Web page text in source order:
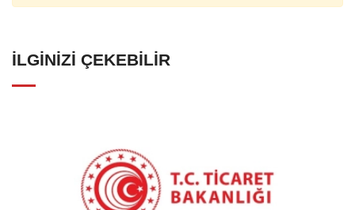
İLGINIZI ÇEKEBILIR